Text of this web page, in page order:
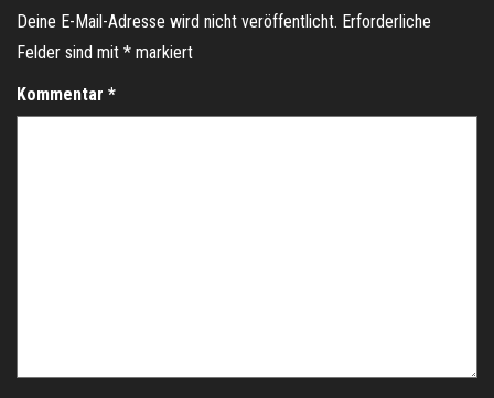
Deine E-Mail-Adresse wird nicht veröffentlicht. Erforderliche
Felder sind mit * markiert
Kommentar *